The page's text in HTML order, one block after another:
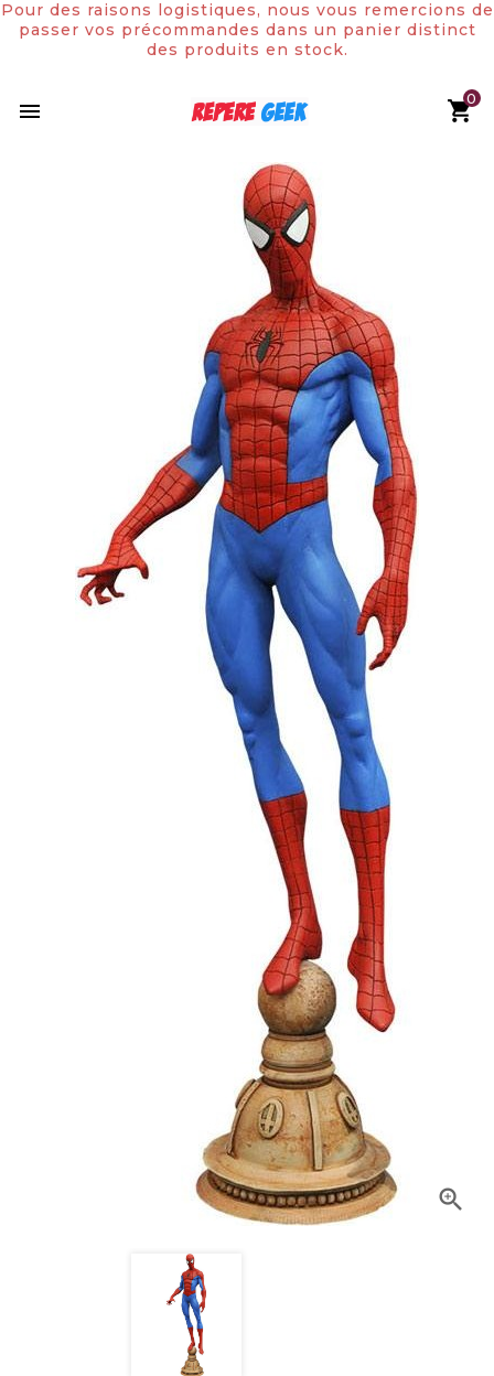

Pour des raisons logistiques, nous vous remercions de
passer vos précommandes dans un panier distinct
des produits en stock.
0
